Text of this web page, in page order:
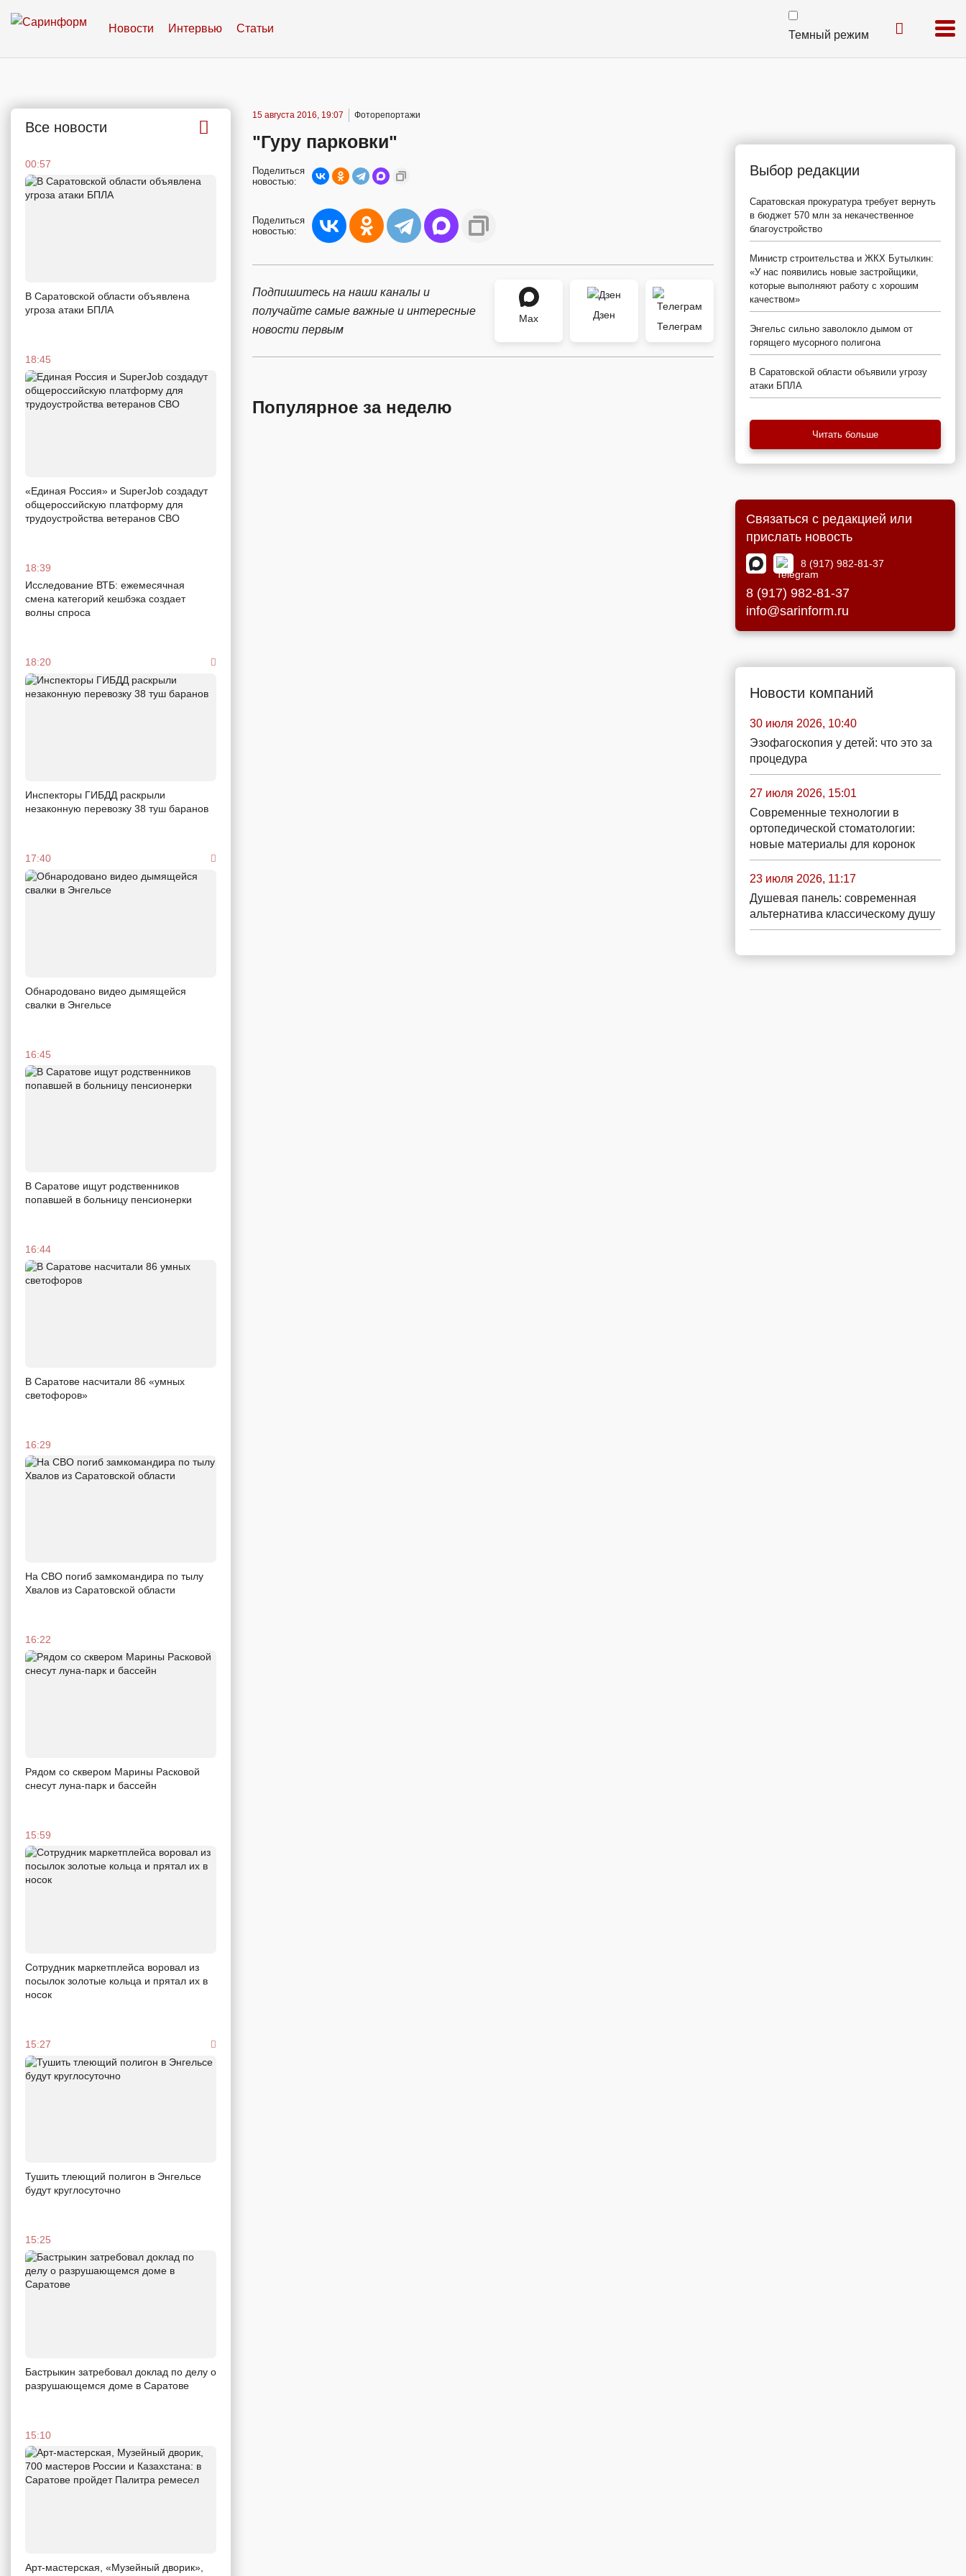
Новости Интервью Статьи
Темный режим
Все новости
00:57
В Саратовской области объявлена
угроза атаки БПЛА
18:45
«Единая Россия» и SuperJob создадут
общероссийскую платформу для
трудоустройства ветеранов СВО
18:39
Исследование ВТБ: ежемесячная
смена категорий кешбэка создает
волны спроса
18:20
Инспекторы ГИБДД раскрыли
незаконную перевозку 38 туш баранов
17:40
Обнародовано видео дымящейся
свалки в Энгельсе
16:45
В Саратове ищут родственников
попавшей в больницу пенсионерки
16:44
В Саратове насчитали 86 «умных
светофоров»
16:29
На СВО погиб замкомандира по тылу
Хвалов из Саратовской области
16:22
Рядом со сквером Марины Расковой
снесут луна-парк и бассейн
15:59
Сотрудник маркетплейса воровал из
посылок золотые кольца и прятал их в
носок
15:27
Тушить тлеющий полигон в Энгельсе
будут круглосуточно
15:25
Бастрыкин затребовал доклад по делу о
разрушающемся доме в Саратове
15:10
Арт-мастерская, «Музейный дворик»,
15 августа 2016, 19:07 Фоторепортажи
"Гуру парковки"
Поделиться
новостью:
Поделиться
новостью:
Подпишитесь на наши каналы и
получайте самые важные и интересные
новости первым
Max
Дзен
Телеграм
Популярное за неделю
Выбор редакции
Саратовская прокуратура требует вернуть
в бюджет 570 млн за некачественное
благоустройство
Министр строительства и ЖКХ Бутылкин:
«У нас появились новые застройщики,
которые выполняют работу с хорошим
качеством»
Энгельс сильно заволокло дымом от
горящего мусорного полигона
В Саратовской области объявили угрозу
атаки БПЛА
Читать больше
Связаться с редакцией или
прислать новость
8 (917) 982-81-37
8 (917) 982-81-37
info@sarinform.ru
Новости компаний
30 июля 2026, 10:40
Эзофагоскопия у детей: что это за
процедура
27 июля 2026, 15:01
Современные технологии в
ортопедической стоматологии:
новые материалы для коронок
23 июля 2026, 11:17
Душевая панель: современная
альтернатива классическому душу